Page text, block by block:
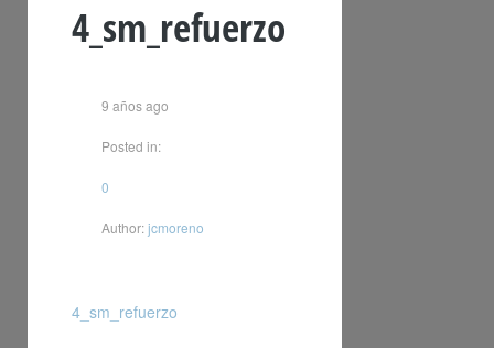
4_sm_refuerzo
9 años ago
Posted in:
0
Author:jcmoreno
4_sm_refuerzo